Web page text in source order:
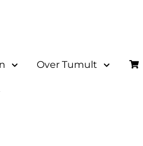
Over Tumult